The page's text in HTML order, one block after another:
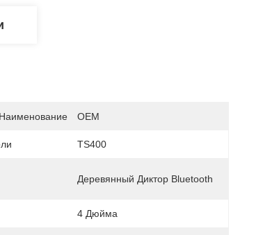
OEM
TS400
Деревянный Диктор Bluetooth
4 Дюйма